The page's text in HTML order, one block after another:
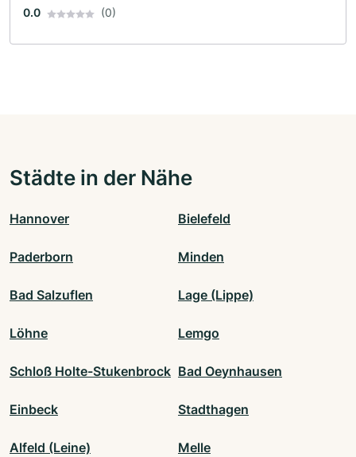
0.0 (0)
Städte in der Nähe
Hannover Bielefeld
Paderborn Minden
Bad Salzuflen Lage (Lippe)
Löhne Lemgo
Schloß Holte-Stukenbrock Bad Oeynhausen
Einbeck Stadthagen
Alfeld (Leine) Melle